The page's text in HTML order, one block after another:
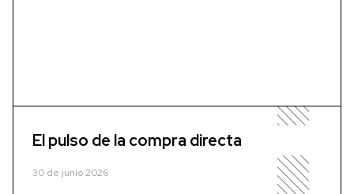
El pulso de la compra directa
30 de junio 2026